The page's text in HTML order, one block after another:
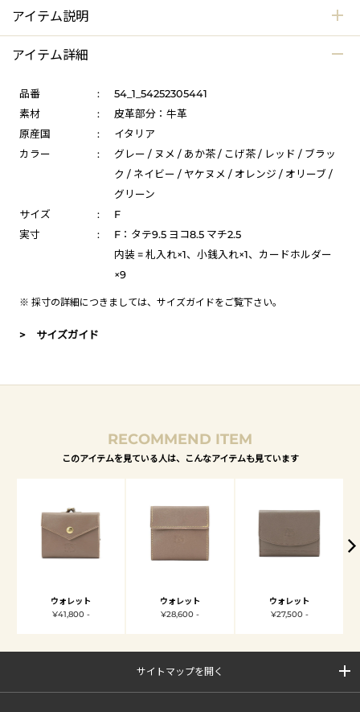
アイテム説明
アイテム詳細
品番 :
54_1_54252305441
素材
:
皮革部分：牛革
原産国
:
イタリア
カラー
:
グレー / ヌメ / あか茶 / こげ茶 / レッド / ブラッ
ク / ネイビー / ヤケヌメ / オレンジ / オリーブ /
グリーン
サイズ
:
F
実寸
:
F：タテ9.5 ヨコ8.5 マチ2.5
内装 = 札入れ×1、小銭入れ×1、カードホルダー
×9
※ 採寸の詳細につきましては、 サイズガイドをご覧下さい。
> サイズガイド
RECOMMEND ITEM
このアイテムを見ている人は、こんなアイテムも見ています
ウォレット
¥41,800 -
ウォレット
¥28,600 -
ウォレット
¥27,500 -
サイトマップを開く